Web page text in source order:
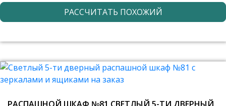
РАССЧИТАТЬ ПОХОЖИЙ